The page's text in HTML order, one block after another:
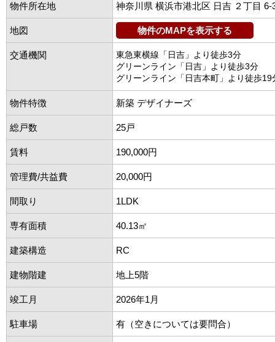
物件所在地 神奈川県 横浜市港北区 日吉 ２丁目 6-
地図 物件のMAPを表示する
交通機関
東急東横線「日吉」より徒歩3分
グリーンライン「日吉」より徒歩3分
グリーンライン「日吉本町」より徒歩19
物件特徴 新築 デザイナーズ
総戸数 25戸
賃料 190,000円
管理費/共益費 20,000円
間取り 1LDK
専有面積 40.13㎡
建築構造 RC
建物階建 地上5階
竣工月 2026年1月
駐車場 有（空きについては要問合）